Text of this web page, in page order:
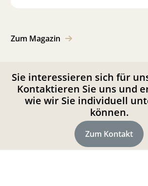
Zum Magazin
Sie interessieren sich für
Kontaktieren Sie uns und
wie wir Sie individuell
können.
Zum Kontakt